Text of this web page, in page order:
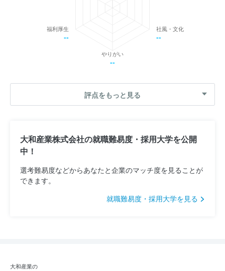
社風・文化
--
やりがい
--
福利厚生
--
評点をもっと見る
大和産業株式会社の就職難易度・採用大学を公開
中！
選考難易度などからあなたと企業のマッチ度を見ることが
できます。
就職難易度・採用大学を見る
大和産業の